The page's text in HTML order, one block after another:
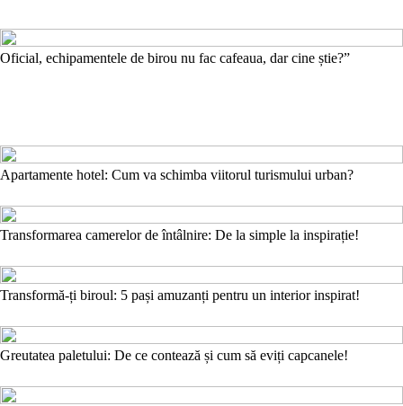
Oficial, echipamentele de birou nu fac cafeaua, dar cine știe?”
Apartamente hotel: Cum va schimba viitorul turismului urban?
Transformarea camerelor de întâlnire: De la simple la inspirație!
Transformă-ți biroul: 5 pași amuzanți pentru un interior inspirat!
Greutatea paletului: De ce contează și cum să eviți capcanele!